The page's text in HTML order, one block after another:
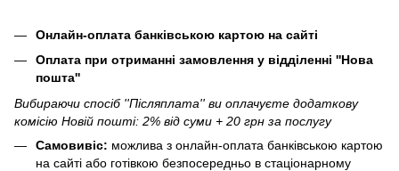
Онлайн-оплата банківською картою на сайті
Оплата при отриманні замовлення у відділенні ''Нова
пошта''
Вибираючи спосіб ''Післяплата'' ви оплачуєте додаткову
комісію Новій пошті: 2% від суми + 20 грн за послугу
Самовивіс: можлива з онлайн-оплата банківською картою
на сайті або готівкою безпосередньо в стаціонарному